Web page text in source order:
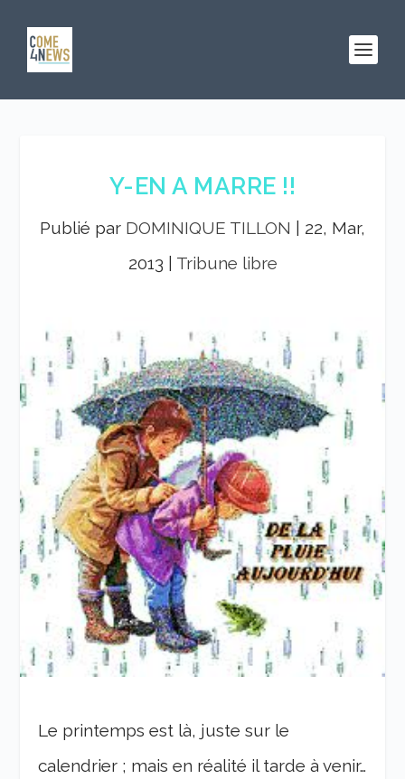
Y-EN A MARRE !!
Publié par DOMINIQUE TILLON
22, Mar,
2013
Tribune libre
Le printemps est là, juste sur le
calendrier ; mais en réalité il tarde à venir…